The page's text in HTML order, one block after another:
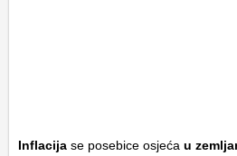
Inflacija se posebice osjeća u